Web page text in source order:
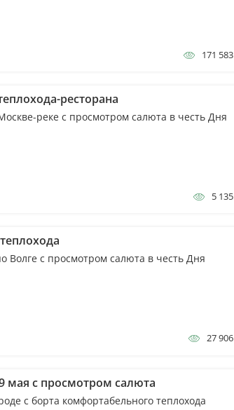
171 583
ресторана
реке с просмотром салюта в честь Дня
5 135
Волге с просмотром салюта в честь Дня
27 906
мая с просмотром салюта
с борта комфортабельного теплохода